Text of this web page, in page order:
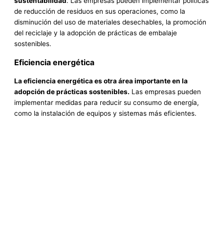
de reducción de residuos en sus operaciones, como la
disminución del uso de materiales desechables, la promoción
del reciclaje y la adopción de prácticas de embalaje
sostenibles.
Eficiencia energética
La eficiencia energética es otra área importante en la
adopción de prácticas sostenibles. Las empresas pueden
implementar medidas para reducir su consumo de energía,
como la instalación de equipos y sistemas más eficientes.